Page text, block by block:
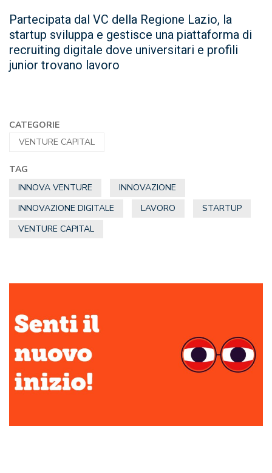
Partecipata dal VC della Regione Lazio, la
startup sviluppa e gestisce una piattaforma di
recruiting digitale dove universitari e profili
junior trovano lavoro
CATEGORIE
VENTURE CAPITAL
TAG
INNOVA VENTURE
INNOVAZIONE
INNOVAZIONE DIGITALE
LAVORO
STARTUP
VENTURE CAPITAL